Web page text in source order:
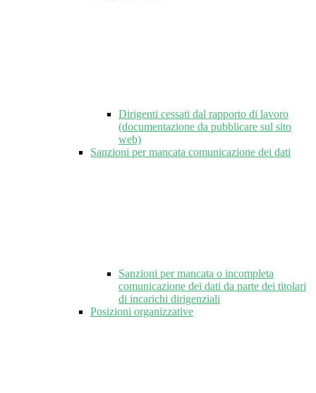
Dirigenti cessati dal rapporto di lavoro
(documentazione da pubblicare sul sito
web)
Sanzioni per mancata comunicazione dei dati
Sanzioni per mancata o incompleta
comunicazione dei dati da parte dei titolari
di incarichi dirigenziali
Posizioni organizzative